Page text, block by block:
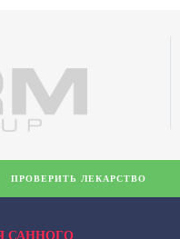
САННОГО
ПРОВЕРИТЬ ЛЕКАРСТВО